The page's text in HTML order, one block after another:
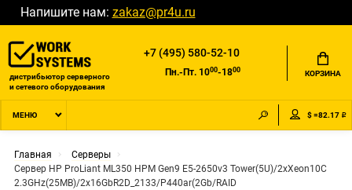
Напишите нам: zakaz@pr4u.ru
дистрибьютор серверного
и сетевого оборудования
+7 (495) 580-52-10
Пн.-Пт. 1000-1800 КОРЗИНА
МЕНЮ $ =82.17 ₽
Главная
Серверы
Сервер HP ProLiant ML350 HPM Gen9 E5-2650v3 Tower(5U)/2xXeon10C
2.3GHz(25MB)/2x16GbR2D_2133/P440ar(2Gb/RAID